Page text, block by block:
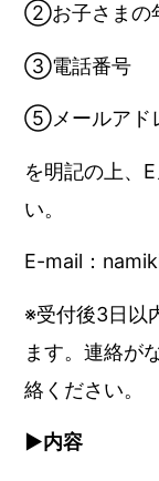
②お子さまの
③電話番号
⑤メールアド
を明記の上、
い。
E-mail：
※受付後3日以
ます。連絡が
絡ください。
▶︎内容